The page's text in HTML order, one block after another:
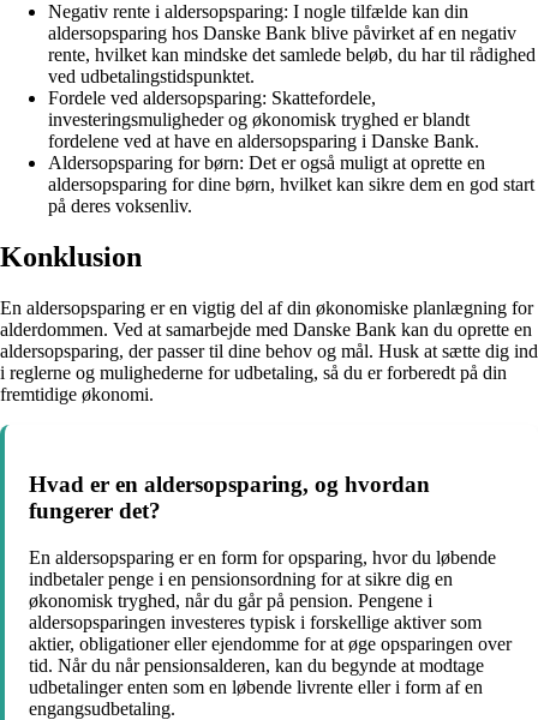
Negativ rente i aldersopsparing: I nogle tilfælde kan din
aldersopsparing hos Danske Bank blive påvirket af en negativ
rente, hvilket kan mindske det samlede beløb, du har til rådighed
ved udbetalingstidspunktet.
Fordele ved aldersopsparing: Skattefordele,
investeringsmuligheder og økonomisk tryghed er blandt
fordelene ved at have en aldersopsparing i Danske Bank.
Aldersopsparing for børn: Det er også muligt at oprette en
aldersopsparing for dine børn, hvilket kan sikre dem en god start
på deres voksenliv.
Konklusion
En aldersopsparing er en vigtig del af din økonomiske planlægning for
alderdommen. Ved at samarbejde med Danske Bank kan du oprette en
aldersopsparing, der passer til dine behov og mål. Husk at sætte dig ind
i reglerne og mulighederne for udbetaling, så du er forberedt på din
fremtidige økonomi.
Hvad er en aldersopsparing, og hvordan
fungerer det?
En aldersopsparing er en form for opsparing, hvor du løbende
indbetaler penge i en pensionsordning for at sikre dig en
økonomisk tryghed, når du går på pension. Pengene i
aldersopsparingen investeres typisk i forskellige aktiver som
aktier, obligationer eller ejendomme for at øge opsparingen over
tid. Når du når pensionsalderen, kan du begynde at modtage
udbetalinger enten som en løbende livrente eller i form af en
engangsudbetaling.